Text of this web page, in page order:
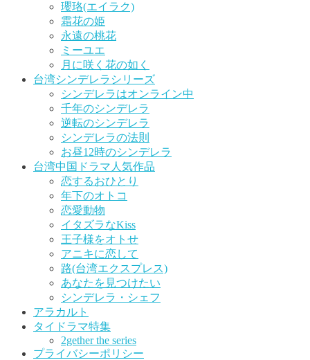
瓔珞(エイラク)
霜花の姫
永遠の桃花
ミーユエ
月に咲く花の如く
台湾シンデレラシリーズ
シンデレラはオンライン中
千年のシンデレラ
逆転のシンデレラ
シンデレラの法則
お昼12時のシンデレラ
台湾中国ドラマ人気作品
恋するおひとり
年下のオトコ
恋愛動物
イタズラなKiss
王子様をオトせ
アニキに恋して
路(台湾エクスプレス)
あなたを見つけたい
シンデレラ・シェフ
アラカルト
タイドラマ特集
2gether the series
プライバシーポリシー